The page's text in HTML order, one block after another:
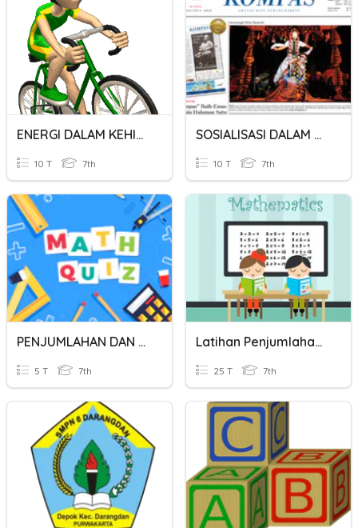
ENERGI DALAM KEHIDUPAN
10 T 7th
SOSIALISASI DALAM MASYARAKAT
10 T 7th
PENJUMLAHAN DAN PENGURANGAN BILANGAN
5 T 7th
Latihan Penjumlahan Dan Pengurangan Bilangan Bulat
25 T 7th